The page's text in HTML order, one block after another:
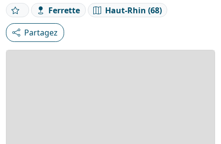
Ferrette
Haut-Rhin (68)
Partagez